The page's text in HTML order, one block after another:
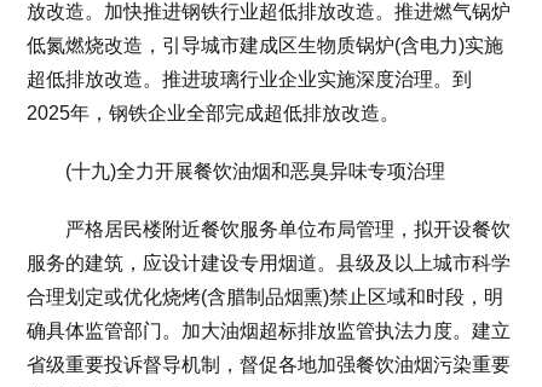
放改造。加快推进钢铁行业超低排放改造。推进燃气锅炉
低氮燃烧改造，引导城市建成区生物质锅炉(含电力)实施
超低排放改造。推进玻璃行业企业实施深度治理。到
2025年，钢铁企业全部完成超低排放改造。
(十九)全力开展餐饮油烟和恶臭异味专项治理
严格居民楼附近餐饮服务单位布局管理，拟开设餐饮
服务的建筑，应设计建设专用烟道。县级及以上城市科学
合理划定或优化烧烤(含腊制品烟熏)禁止区域和时段，明
确具体监管部门。加大油烟超标排放监管执法力度。建立
省级重要投诉督导机制，督促各地加强餐饮油烟污染重要